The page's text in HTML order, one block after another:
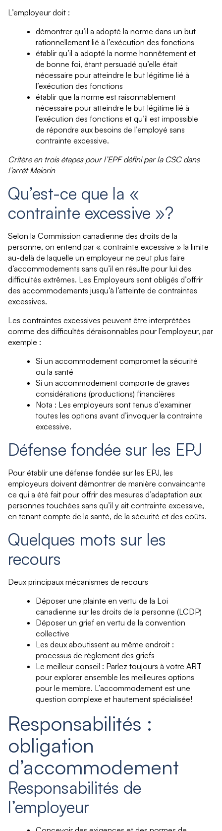
L’employeur doit :
démontrer qu’il a adopté la norme dans un but
rationnellement lié à l’exécution des fonctions
établir qu’il a adopté la norme honnêtement et
de bonne foi, étant persuadé qu’elle était
nécessaire pour atteindre le but légitime lié à
l’exécution des fonctions
établir que la norme est raisonnablement
nécessaire pour atteindre le but légitime lié à
l’exécution des fonctions et qu’il est impossible
de répondre aux besoins de l’employé sans
contrainte excessive.
Critère en trois étapes pour l’EPF défini par la CSC dans
l’arrêt Meiorin
Qu’est-ce que la «
contrainte excessive »?
Selon la Commission canadienne des droits de la
personne, on entend par « contrainte excessive » la limite
au-delà de laquelle un employeur ne peut plus faire
d’accommodements sans qu’il en résulte pour lui des
difficultés extrêmes. Les Employeurs sont obligés d’offrir
des accommodements jusqu’à l’atteinte de contraintes
excessives.
Les contraintes excessives peuvent être interprétées
comme des difficultés déraisonnables pour l’employeur, par
exemple :
Si un accommodement compromet la sécurité
ou la santé
Si un accommodement comporte de graves
considérations (productions) financières
Nota : Les employeurs sont tenus d’examiner
toutes les options avant d’invoquer la contrainte
excessive.
Défense fondée sur les EPJ
Pour établir une défense fondée sur les EPJ, les
employeurs doivent démontrer de manière convaincante
ce qui a été fait pour offrir des mesures d’adaptation aux
personnes touchées sans qu’il y ait contrainte excessive,
en tenant compte de la santé, de la sécurité et des coûts.
Quelques mots sur les
recours
Deux principaux mécanismes de recours
Déposer une plainte en vertu de la Loi
canadienne sur les droits de la personne (LCDP)
Déposer un grief en vertu de la convention
collective
Les deux aboutissent au même endroit :
processus de règlement des griefs
Le meilleur conseil : Parlez toujours à votre ART
pour explorer ensemble les meilleures options
pour le membre. L’accommodement est une
question complexe et hautement spécialisée!
Responsabilités :
obligation
d’accommodement
Responsabilités de
l’employeur